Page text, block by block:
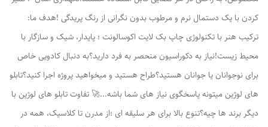
کردن با یک دستمال نرم و مرطوب بدون نگرانی از رنگ پریدگی !هدف ما:
ترکیب هنر با تکنولوژی چاپ بک لایت اکوسالونت ؛ پایدار، شیک و سازگار با
محیط زیست!نیاز به دکوراسیون منحصر به فرد دارید؟به دنبال کادویی خاص
برای نوجوانان یا جوانان هستید؟طراح هستید و میخواهید پروژه اجرا کنید؟تابلو
های لوژين میتونه پاسخگوی نیاز های شما باشه...🚀 تفاوت تابلو های لوژين با
دیگر برند ها چیه؟تنوع بالا برای هر سلیقه ای ؛از مدرن تا کلاسیک، همه در